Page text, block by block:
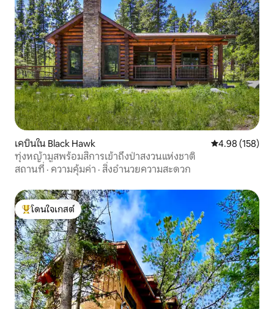
เคบินใน Black Hawk คะแนนเฉลี่ย
4.98 (158)
ทุ่งหญ้ามูสพร้อมสิการเข้าถึงป่าสงวนแห่งชาติ
สถานที่ · ความคุ้มค่า · สิ่งอำนวยความสะดวก
โดนใจเกสต์ที่สุด
โดนใจเกสต์